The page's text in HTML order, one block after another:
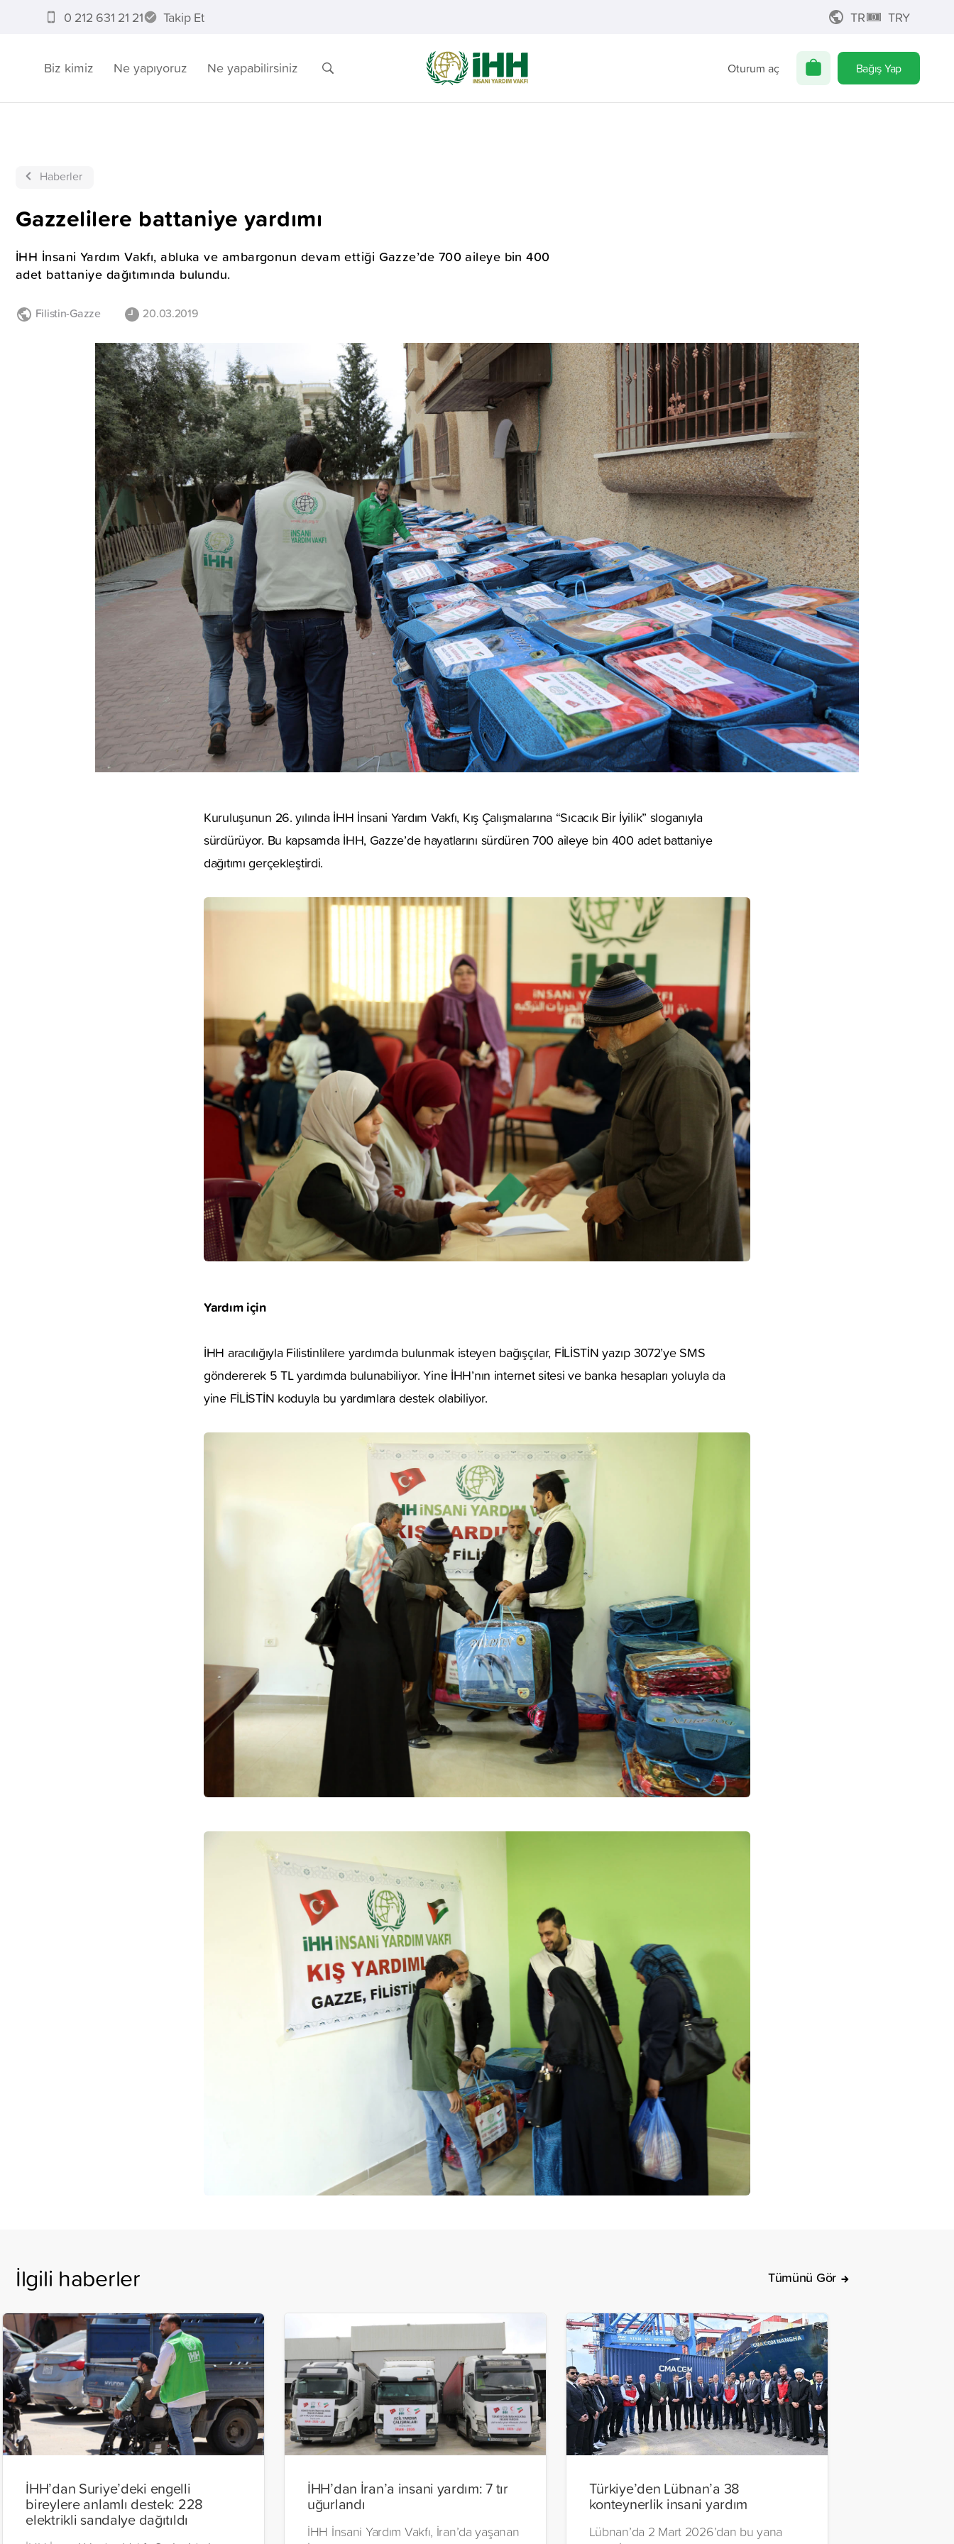
0 212 631 21 21 Takip Et TR TRY
Biz kimiz Ne yapıyoruz Ne yapabilirsiniz Oturum aç Bağış Yap
Haberler
Gazzelilere battaniye yardımı
İHH İnsani Yardım Vakfı, abluka ve ambargonun devam ettiği Gazze’de 700 aileye bin 400
adet battaniye dağıtımında bulundu.
Filistin-Gazze 20.03.2019
Kuruluşunun 26. yılında İHH İnsani Yardım Vakfı, Kış Çalışmalarına “Sıcacık Bir İyilik” sloganıyla
sürdürüyor. Bu kapsamda İHH, Gazze’de hayatlarını sürdüren 700 aileye bin 400 adet battaniye
dağıtımı gerçekleştirdi.
Yardım için
İHH aracılığıyla Filistinlilere yardımda bulunmak isteyen bağışçılar, FİLİSTİN yazıp 3072’ye SMS
göndererek 5 TL yardımda bulunabiliyor. Yine İHH’nın internet sitesi ve banka hesapları yoluyla da
yine FİLİSTİN koduyla bu yardımlara destek olabiliyor.
İlgili haberler Tümünü Gör
İHH’dan Suriye’deki engelli
bireylere anlamlı destek: 228
elektrikli sandalye dağıtıldı
İHH’dan İran’a insani yardım: 7 tır
uğurlandı
İHH İnsani Yardım Vakfı, İran’da yaşanan
Türkiye’den Lübnan’a 38
konteynerlik insani yardım
Lübnan’da 2 Mart 2026’dan bu yana